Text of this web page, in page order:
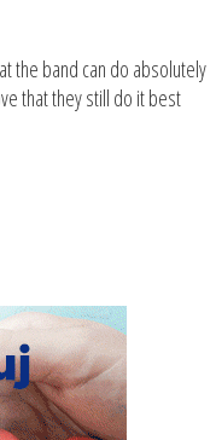
the band can do absolutely
that they still do it best